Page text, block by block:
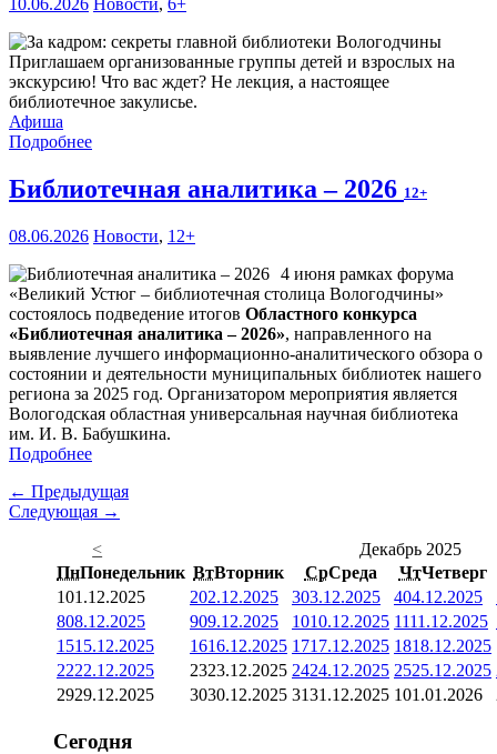
10.06.2026 Новости, 6+
Приглашаем организованные группы детей и взрослых на
экскурсию! Что вас ждет? Не лекция, а настоящее
библиотечное закулисье.
Афиша
Подробнее
Библиотечная аналитика – 2026 12+
08.06.2026 Новости, 12+
4 июня рамках форума
«Великий Устюг – библиотечная столица Вологодчины»
состоялось подведение итогов Областного конкурса
«Библиотечная аналитика – 2026», направленного на
выявление лучшего информационно-аналитического обзора о
состоянии и деятельности муниципальных библиотек нашего
региона за 2025 год. Организатором мероприятия является
Вологодская областная универсальная научная библиотека
им. И. В. Бабушкина.
Подробнее
← Предыдущая
Следующая →
<
Декабрь 2025
ПнПонедельник ВтВторник СрСреда ЧтЧетверг
101.12.2025 202.12.2025 303.12.2025 404.12.2025
808.12.2025 909.12.2025 1010.12.2025 1111.12.2025
1515.12.2025 1616.12.2025 1717.12.2025 1818.12.2025
2222.12.2025 2323.12.2025 2424.12.2025 2525.12.2025
2929.12.2025 3030.12.2025 3131.12.2025 101.01.2026
Сегодня